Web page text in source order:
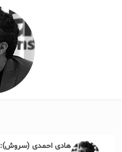
هادی احمدی (سروش):